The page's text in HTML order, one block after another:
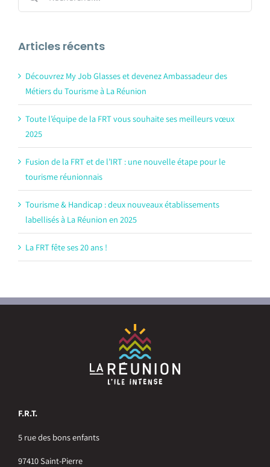
Articles récents
Découvrez My Job Glasses et devenez Ambassadeur des
Métiers du Tourisme à La Réunion
Toute l’équipe de la FRT vous souhaite ses meilleurs vœux
2025
Fusion de la FRT et de l’IRT : une nouvelle étape pour le
tourisme réunionnais
Tourisme & Handicap : deux nouveaux établissements
labellisés à La Réunion en 2025
La FRT fête ses 20 ans !
F.R.T.
5 rue des bons enfants
97410 Saint-Pierre